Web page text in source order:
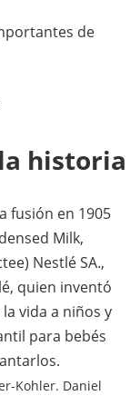
de
historia
fusión en 1905
Milk,
Nestlé SA.,
quien inventó
vida a niños y
para bebés
Kohler. Daniel